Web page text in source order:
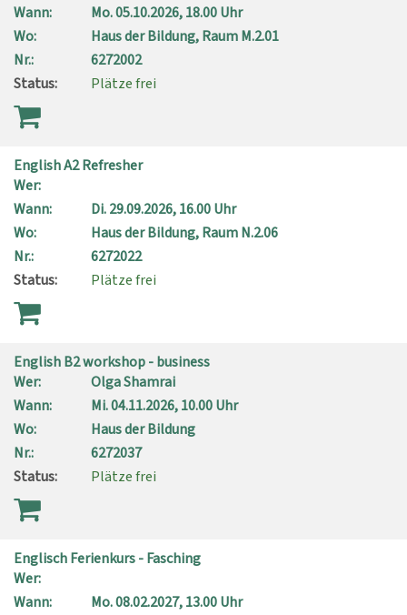
Wann:
Mo.05.10.2026, 18.00 Uhr
Wo:
Haus der Bildung, Raum M.2.01
Nr.:
6272002
Status:
Plätze frei
English A2 Refresher
Wer:
Wann:
Di.29.09.2026, 16.00 Uhr
Wo:
Haus der Bildung, Raum N.2.06
Nr.:
6272022
Status:
Plätze frei
English B2 workshop - business
Wer:
Olga Shamrai
Wann:
Mi.04.11.2026, 10.00 Uhr
Wo:
Haus der Bildung
Nr.:
6272037
Status:
Plätze frei
Englisch Ferienkurs - Fasching
Wer:
Wann:
Mo.08.02.2027, 13.00 Uhr